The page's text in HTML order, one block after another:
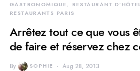
GASTRONOMIQUE
RESTAURANT
RESTAURANTS PARIS
Arrêtez tout ce que vous
de faire et réservez chez
By SOPHIE Aug 28, 2013